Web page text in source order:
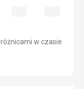
w czasie